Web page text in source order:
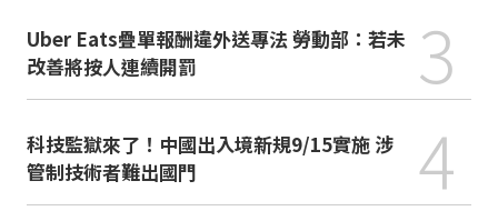
Uber Eats疊單報酬違外送專法 勞動部：若未
改善將按人連續開罰
3
科技監獄來了！中國出入境新規9/15實施 涉
管制技術者難出國門
4